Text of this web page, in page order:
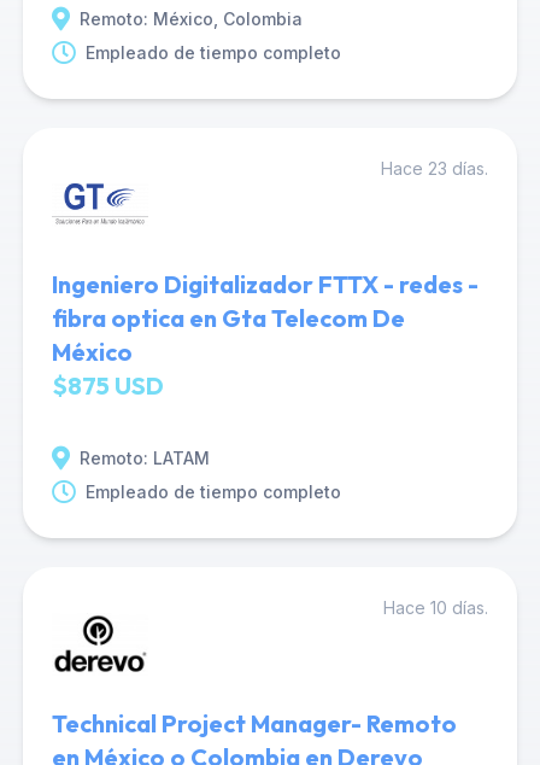
Remoto: México, Colombia
Empleado de tiempo completo
Hace 23 días.
Ingeniero Digitalizador FTTX - redes -
fibra optica en Gta Telecom De
México
$875 USD
Remoto: LATAM
Empleado de tiempo completo
Hace 10 días.
Technical Project Manager- Remoto
en México o Colombia en Derevo